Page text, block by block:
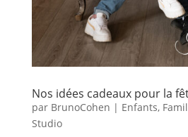
Nos idées cadeaux pour la
par BrunoCohen | Enfants,
Studio